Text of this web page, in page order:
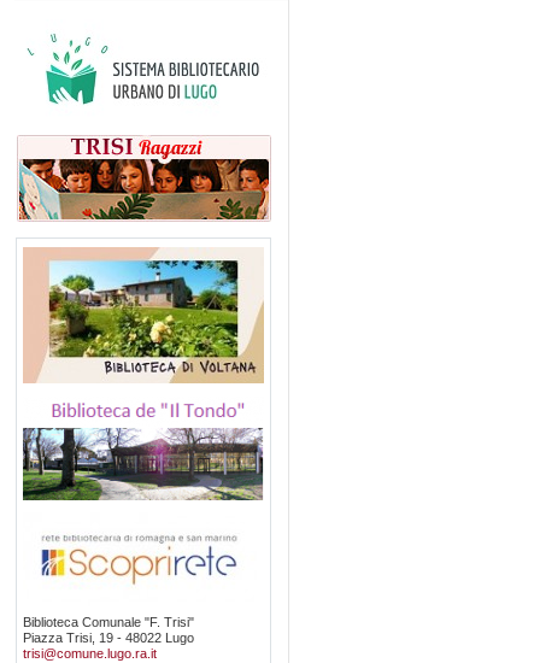
Biblioteca Comunale "F. Trisi"
Piazza Trisi, 19 - 48022 Lugo
trisi@comune.lugo.ra.it